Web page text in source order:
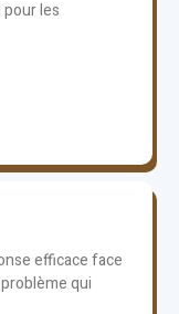
les
efficace face
qui